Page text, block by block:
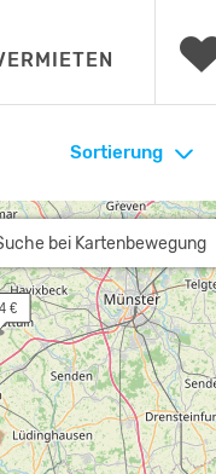
Sortierung
€
bei Kartenbewegung